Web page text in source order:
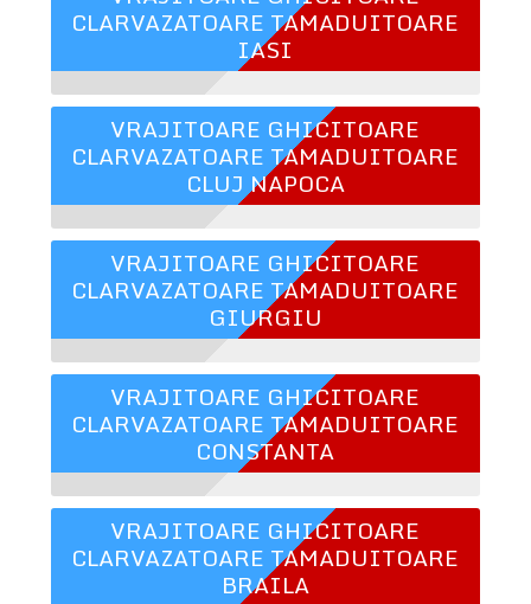
CLARVAZATOARE TAMADUITOARE
IASI
VRAJITOARE GHICITOARE
CLARVAZATOARE TAMADUITOARE
CLUJ NAPOCA
VRAJITOARE GHICITOARE
CLARVAZATOARE TAMADUITOARE
GIURGIU
VRAJITOARE GHICITOARE
CLARVAZATOARE TAMADUITOARE
CONSTANTA
VRAJITOARE GHICITOARE
CLARVAZATOARE TAMADUITOARE
BRAILA